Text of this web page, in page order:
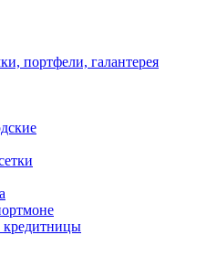
портфели, галантерея